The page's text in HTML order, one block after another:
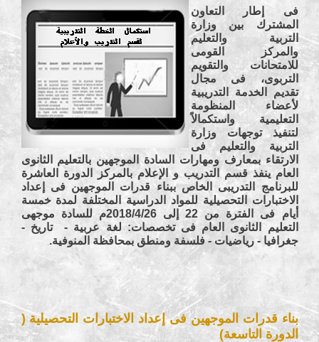
فى إطار التعاون
المشترك بين وزارة
التربية والتعليم
والمركز القومى
للامتحانات والتقويم
التربوى، فى مجال
تقديم الخدمة التدريبية
لأعضاء المنظومة
التعليمية واستكمالاً
لتنفيذ توجهات وزارة
التربية والتعليم فى
الارتقاء بمعارف ومهارات السادة الموجهين بالتعليم الثانوى
العام ينفذ قسم التدريب و الإعلام بالمركز الدورة العاشرة
للبرنامج التدريبى الخاص ببناء قدرات الموجهين فى إعداد
الاختبارات التحصيلية للمواد الدراسية المختلفة لمدة خمسة
أيام فى الفترة من 22 إلى 2018/4/26م
للسادة موجهى
التعليم الثانوى العامفى تخصصات: لغة عربية - تاريخ -
جغرافيا - رياضيات - فلسفة ومنطقبمحافظة المنوفية.
بناء قدرات الموجهين فى إعداد الاختبارات التحصيلية (
الدورة التاسعة)